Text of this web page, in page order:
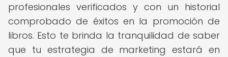
profesionales verificados y con un historial
comprobado de éxitos en la promoción de
libros. Esto te brinda la tranquilidad de saber
que tu estrategia de marketing estará en